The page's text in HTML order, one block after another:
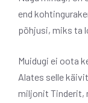
end
põhjusi, miks ta
Muidugi ei oota
Alates selle
miljonit Tinderit,